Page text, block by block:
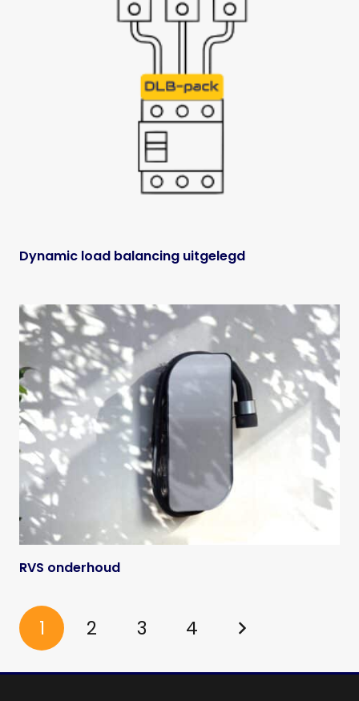
Dynamic load balancing uitgelegd
RVS onderhoud
1 2 3 4